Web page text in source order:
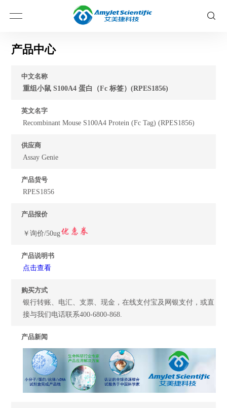
产品中心
中文名称
重组小鼠 S100A4 蛋白（Fc 标签）(RPES1856)
英文名字
Recombinant Mouse S100A4 Protein (Fc Tag) (RPES1856)
供应商
Assay Genie
产品货号
RPES1856
产品报价
￥询价/50ug
产品说明书
点击查看
购买方式
银行转账、电汇、支票、现金，在线支付宝及网银支付，或直
接与我们电话联系400-6800-868.
产品新闻